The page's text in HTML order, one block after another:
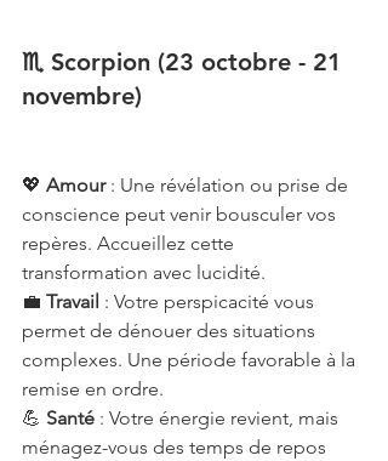
♏ Scorpion (23 octobre - 21
novembre)
💖 Amour : Une révélation ou prise de
conscience peut venir bousculer vos
repères. Accueillez cette
transformation avec lucidité.
💼 Travail : Votre perspicacité vous
permet de dénouer des situations
complexes. Une période favorable à la
remise en ordre.
💪 Santé : Votre énergie revient, mais
ménagez-vous des temps de repos